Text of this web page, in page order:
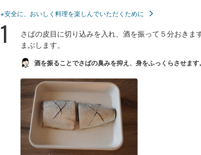
※安全に、おいしく料理を楽しんでいただくために
1
さばの皮目に切り込みを入れ、酒を振って５分おき
まぶします。
酒を振ることでさばの臭みを抑え、身をふっくらさせます。